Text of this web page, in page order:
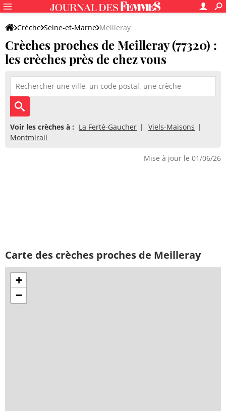
Crèche Seine-et-Marne Meilleray
Crèches proches de Meilleray (77320) :
les crèches près de chez vous
Voir les crèches à : La Ferté-Gaucher
Viels-Maisons
Montmirail
Mise à jour le 01/06/26
Carte des crèches proches de Meilleray
+
−